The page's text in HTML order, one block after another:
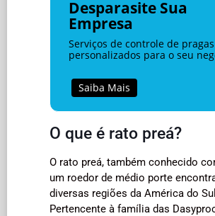
Desparasite Sua
Empresa
Serviços de controle de pragas
personalizados para o seu
Saiba Mais
O que é rato preá?
O rato preá, também conhecido
um roedor de médio porte
diversas regiões da América do
Pertencente à família das